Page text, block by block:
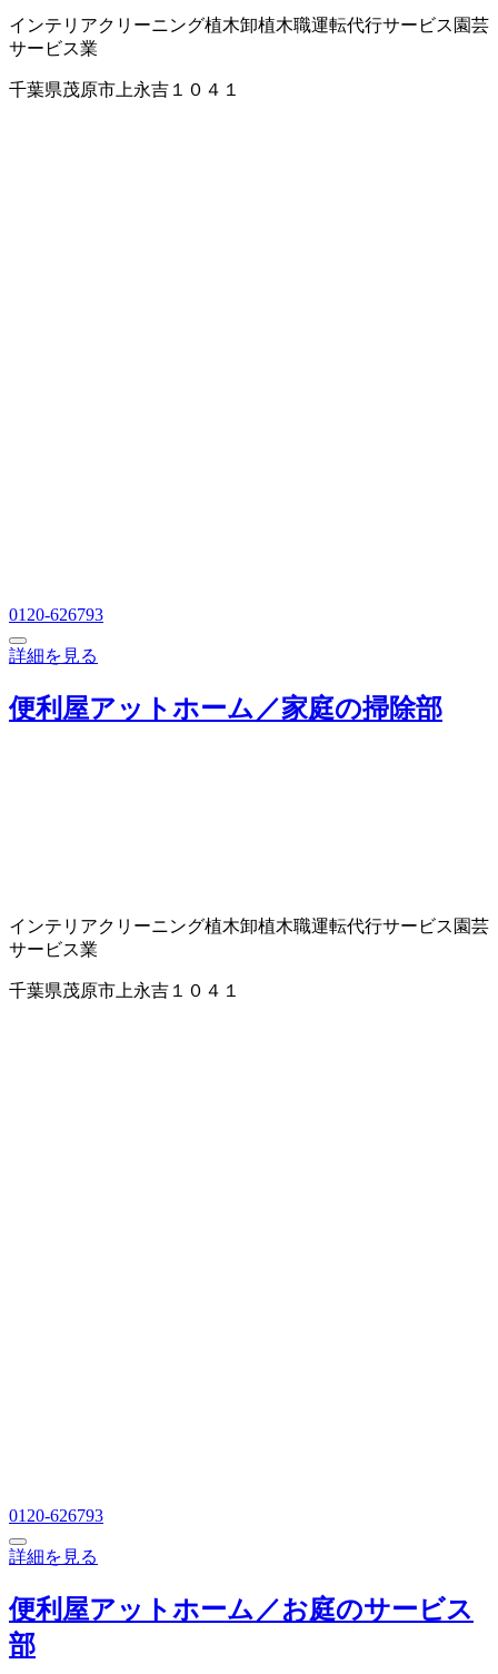
インテリアクリーニング植木卸植木職運転代行サービス 園芸
サービス業
千葉県茂原市上永吉１０４１
0120-626793
詳細を見る
便利屋アットホーム／家庭の掃除部
インテリアクリーニング植木卸植木職運転代行サービス 園芸
サービス業
千葉県茂原市上永吉１０４１
0120-626793
詳細を見る
便利屋アットホーム／お庭のサービス
部